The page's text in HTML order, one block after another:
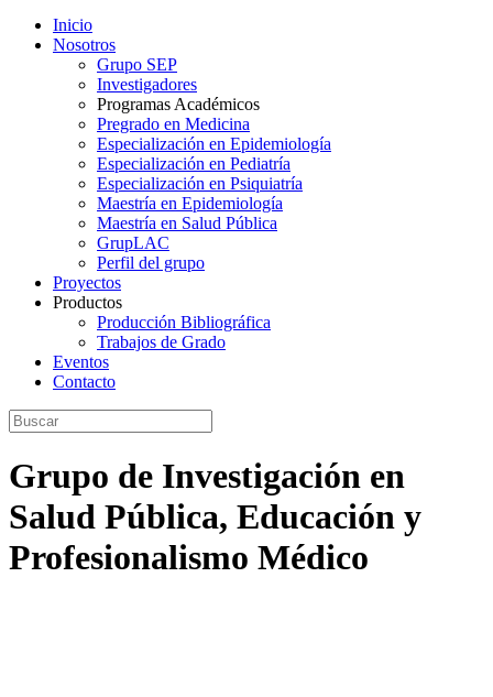
Inicio
Nosotros
Grupo SEP
Investigadores
Programas Académicos
Pregrado en Medicina
Especialización en Epidemiología
Especialización en Pediatría
Especialización en Psiquiatría
Maestría en Epidemiología
Maestría en Salud Pública
GrupLAC
Perfil del grupo
Proyectos
Productos
Producción Bibliográfica
Trabajos de Grado
Eventos
Contacto
Grupo de Investigación en
Salud Pública, Educación y
Profesionalismo Médico